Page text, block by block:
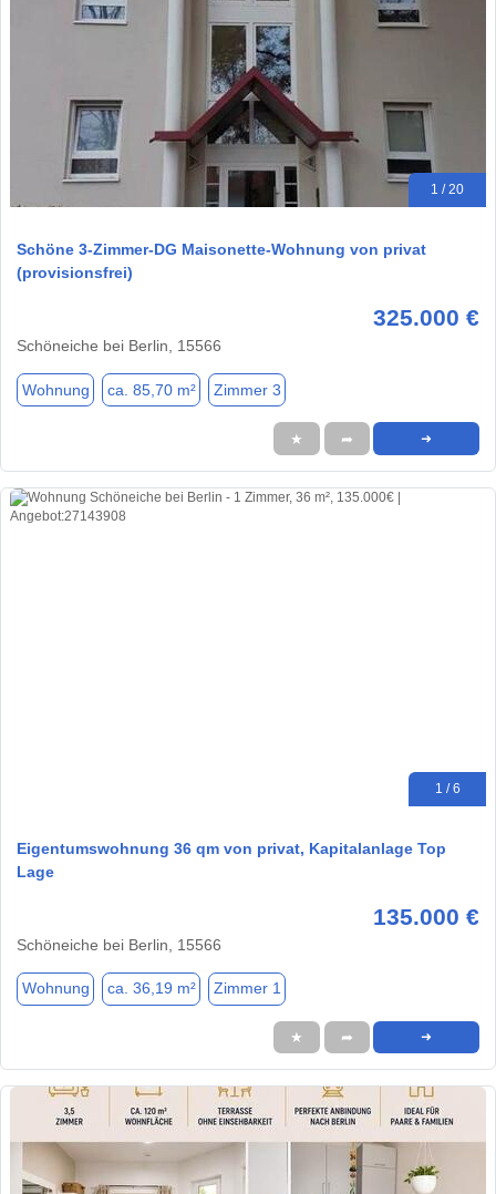
1 / 20
Schöne 3-Zimmer-DG Maisonette-Wohnung von privat
(provisionsfrei)
325.000 €
Schöneiche bei Berlin, 15566
Wohnung ca. 85,70 m² Zimmer 3
★ ➦ ➜
1 / 6
Eigentumswohnung 36 qm von privat, Kapitalanlage Top
Lage
135.000 €
Schöneiche bei Berlin, 15566
Wohnung ca. 36,19 m² Zimmer 1
★ ➦ ➜